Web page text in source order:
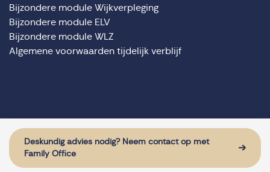
Deskundig advies nodig? Neem contact op met
Family Office
Bijzondere module Wijkverpleging
Bijzondere module ELV
Bijzondere module WLZ
Algemene voorwaarden tijdelijk verblijf
Website door: Sturdy Digital